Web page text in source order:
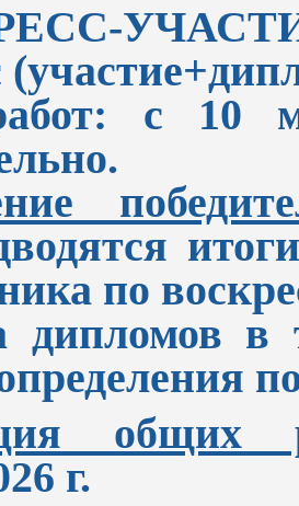
с 10
по
дипломов в
общих
г.